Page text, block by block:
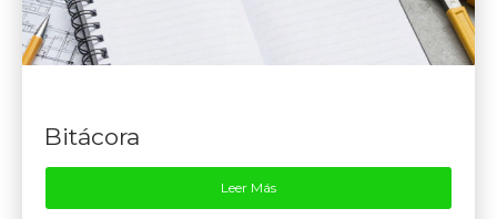
Bitácora
Leer Más